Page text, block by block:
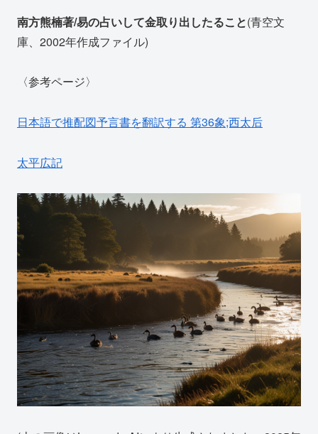
南方熊楠著/易の占いして金取り出したること(青空文
庫、2002年作成ファイル)
〈参考ページ〉
日本語で推配図予言書を翻訳する 第36象;西太后
太平広記